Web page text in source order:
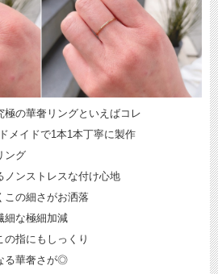
の華奢リングといえばコレ
メイドで1本1本丁寧に製作
ング
ノンストレスな付け心地
この細さがお洒落
細な極細加減
の指にもしっくり
る華奢さが◎